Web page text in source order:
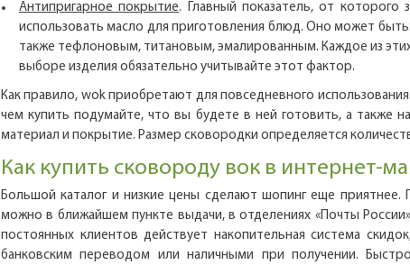
Антипригарное покрытие. Главный показатель, от
использовать масло для приготовления блюд. Оно может
также тефлоновым, титановым, эмалированным. Каждое из
выборе изделия обязательно учитывайте этот фактор.
Как правило, wok приобретают для повседневного
чем купить подумайте, что вы будете в ней готовить, а также
материал и покрытие. Размер сковородки определяется
Как купить сковороду вок в интернет-
Большой каталог и низкие цены сделают шопинг еще приятнее.
можно в ближайшем пункте выдачи, в отделениях «Почты
постоянных клиентов действует накопительная система
банковским переводом или наличными при получении.